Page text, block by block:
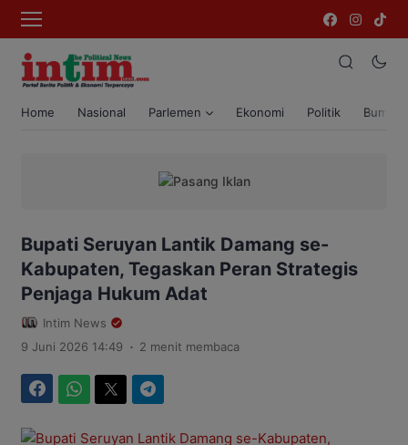
Home Nasional Parlemen Ekonomi Politik Bumi
Bupati Seruyan Lantik Damang se-
Kabupaten, Tegaskan Peran Strategis
Penjaga Hukum Adat
Intim News
9 Juni 2026 14:49 . 2 menit membaca